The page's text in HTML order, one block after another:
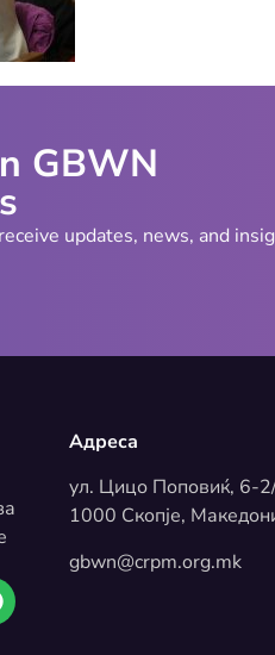
GBWN
updates, news, and
Адреса
ул. Цицо Поповиќ, 6-
1000 Скопје,
gbwn@crpm.org.mk